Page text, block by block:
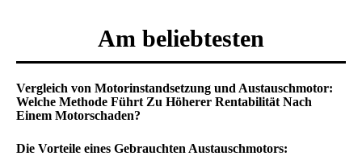
Am beliebtesten
Vergleich von Motorinstandsetzung und Austauschmotor:
Welche Methode Führt Zu Höherer Rentabilität Nach
Einem Motorschaden?
Die Vorteile eines Gebrauchten Austauschmotors: